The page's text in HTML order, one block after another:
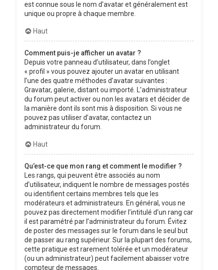
est connue sous le nom d’avatar et généralement est
unique ou propre à chaque membre.
Haut
Comment puis-je afficher un avatar ?
Depuis votre panneau d’utilisateur, dans l’onglet
« profil » vous pouvez ajouter un avatar en utilisant
l’une des quatre méthodes d’avatar suivantes :
Gravatar, galerie, distant ou importé. L’administrateur
du forum peut activer ou non les avatars et décider de
la manière dont ils sont mis à disposition. Si vous ne
pouvez pas utiliser d’avatar, contactez un
administrateur du forum.
Haut
Qu’est-ce que mon rang et comment le modifier ?
Les rangs, qui peuvent être associés au nom
d’utilisateur, indiquent le nombre de messages postés
ou identifient certains membres tels que les
modérateurs et administrateurs. En général, vous ne
pouvez pas directement modifier l’intitulé d’un rang car
il est paramétré par l’administrateur du forum. Évitez
de poster des messages sur le forum dans le seul but
de passer au rang supérieur. Sur la plupart des forums,
cette pratique est rarement tolérée et un modérateur
(ou un administrateur) peut facilement abaisser votre
compteur de messages.